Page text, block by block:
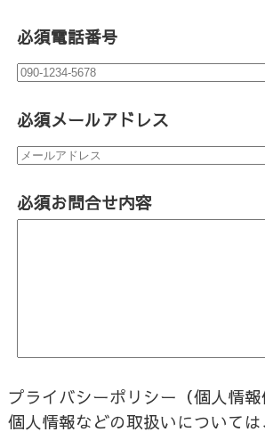
必須電話番号
必須メールアドレス
必須お問合せ内容
プライバシーポリシー（個人情報
個人情報などの取扱いについて